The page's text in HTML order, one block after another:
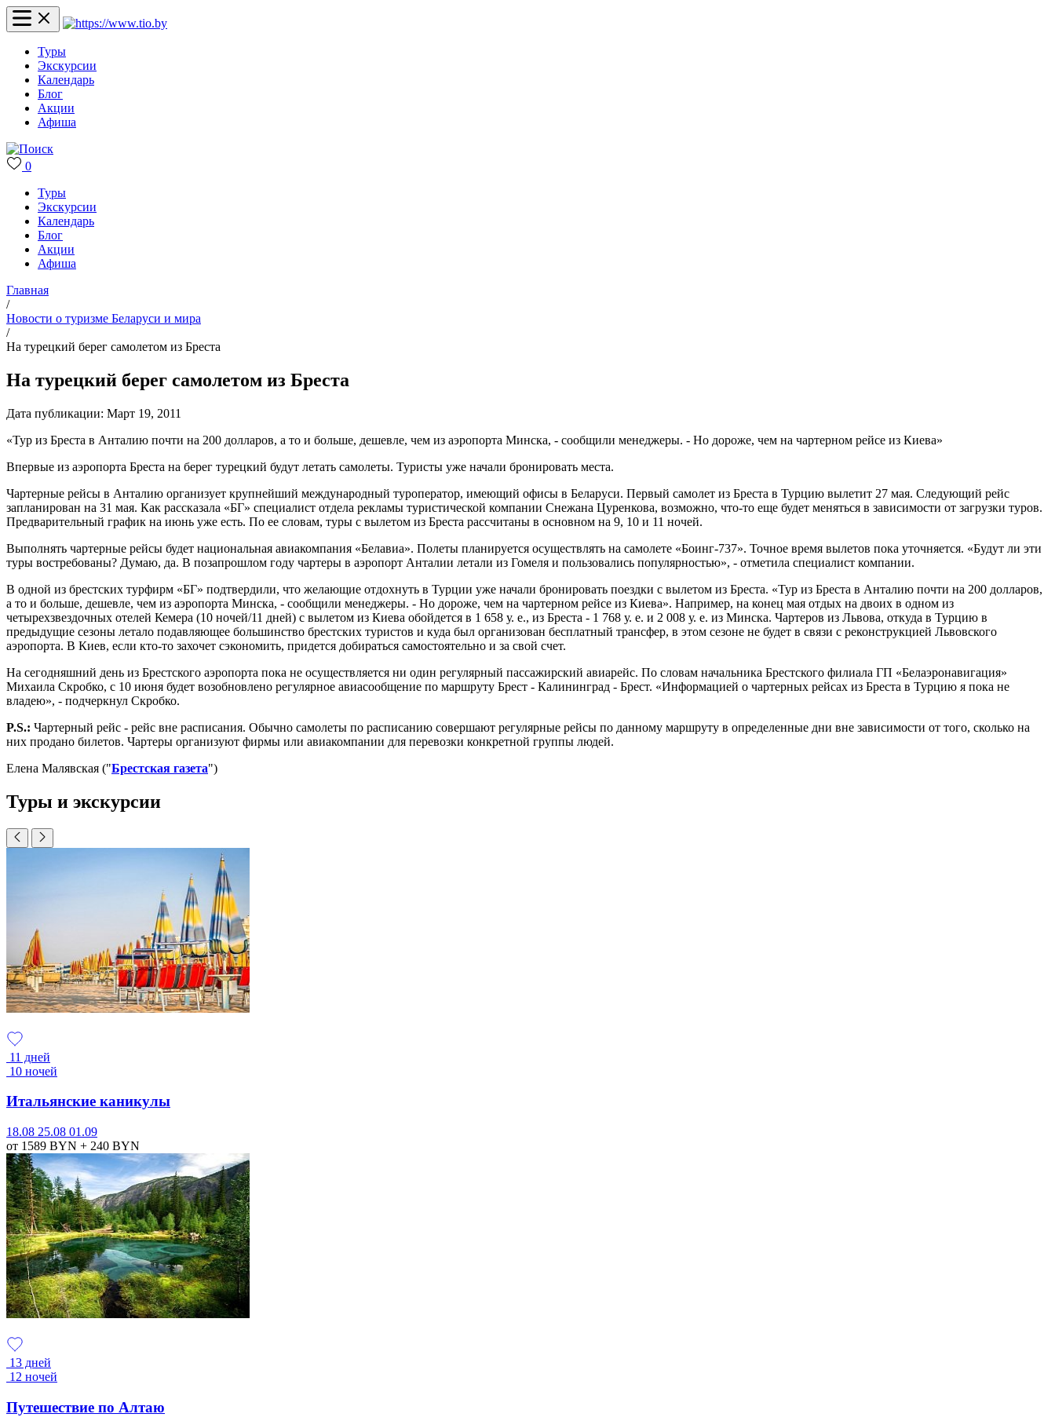
Туры
Экскурсии
Календарь
Блог
Акции
Афиша
0
Туры
Экскурсии
Календарь
Блог
Акции
Афиша
Главная
/
Новости о туризме Беларуси и мира
/
На турецкий берег самолетом из Бреста
На турецкий берег самолетом из Бреста
Дата публикации: Март 19, 2011
«Тур из Бреста в Анталию почти на 200 долларов, а то и больше, дешевле, чем из аэропорта Минска, - сообщили менеджеры. - Но дороже, чем на чартерном рейсе из Киева»
Впервые из аэропорта Бреста на берег турецкий будут летать самолеты. Туристы уже начали бронировать места.
Чартерные рейсы в Анталию организует крупнейший международный туроператор, имеющий офисы в Беларуси. Первый самолет из Бреста в Турцию вылетит 27 мая. Следующий рейс
запланирован на 31 мая. Как рассказала «БГ» специалист отдела рекламы туристической компании Снежана Цуренкова, возможно, что-то еще будет меняться в зависимости от загрузки туров.
Предварительный график на июнь уже есть. По ее словам, туры с вылетом из Бреста рассчитаны в основном на 9, 10 и 11 ночей.
Выполнять чартерные рейсы будет национальная авиакомпания «Белавиа». Полеты планируется осуществлять на самолете «Боинг-737». Точное время вылетов пока уточняется. «Будут ли эти
туры востребованы? Думаю, да. В позапрошлом году чартеры в аэропорт Анталии летали из Гомеля и пользовались популярностью», - отметила специалист компании.
В одной из брестских турфирм «БГ» подтвердили, что желающие отдохнуть в Турции уже начали бронировать поездки с вылетом из Бреста. «Тур из Бреста в Анталию почти на 200 долларов,
а то и больше, дешевле, чем из аэропорта Минска, - сообщили менеджеры. - Но дороже, чем на чартерном рейсе из Киева». Например, на конец мая отдых на двоих в одном из
четырехзвездочных отелей Кемера (10 ночей/11 дней) с вылетом из Киева обойдется в 1 658 у. е., из Бреста - 1 768 у. е. и 2 008 у. е. из Минска. Чартеров из Львова, откуда в Турцию в
предыдущие сезоны летало подавляющее большинство брестских туристов и куда был организован бесплатный трансфер, в этом сезоне не будет в связи с реконструкцией Львовского
аэропорта. В Киев, если кто-то захочет сэкономить, придется добираться самостоятельно и за свой счет.
На сегодняшний день из Брестского аэропорта пока не осуществляется ни один регулярный пассажирский авиарейс. По словам начальника Брестского филиала ГП «Белаэронавигация»
Михаила Скробко, с 10 июня будет возобновлено регулярное авиасообщение по маршруту Брест - Калининград - Брест. «Информацией о чартерных рейсах из Бреста в Турцию я пока не
владею», - подчеркнул Скробко.
P.S.: Чартерный рейс - рейс вне расписания. Обычно самолеты по расписанию совершают регулярные рейсы по данному маршруту в определенные дни вне зависимости от того, сколько на
них продано билетов. Чартеры организуют фирмы или авиакомпании для перевозки конкретной группы людей.
Елена Малявская ("Брестская газета")
Туры и экскурсии
11 дней
10 ночей
Итальянские каникулы
18.08 25.08 01.09
от 1589 BYN + 240 BYN
13 дней
12 ночей
Путешествие по Алтаю